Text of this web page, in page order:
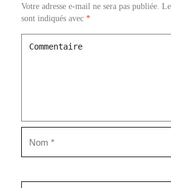
Votre adresse e-mail ne sera pas publiée.
sont indiqués avec *